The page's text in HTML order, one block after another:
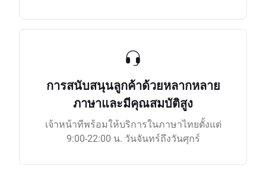
การสนับสนุนลูกค้าด้วยหลากหลาย
ภาษาและมีคุณสมบัติสูง
เจ้าหน้าทีพร้อมให้บริการในภาษาไทยตั้งแต่
9:00-22:00 น. วันจันทร์ถึงวันศุกร์